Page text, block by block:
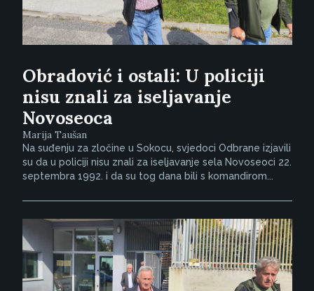
Obradović i ostali: U policiji
nisu znali za iseljavanje
Novoseoca
Marija Taušan
Na suđenju za zločine u Sokocu, svjedoci Odbrane izjavili
su da u policiji nisu znali za iseljavanje sela Novoseoci 22.
septembra 1992. i da su tog dana bili s komandirom...